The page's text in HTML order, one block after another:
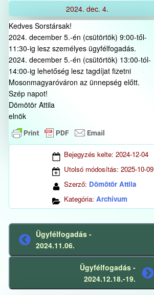
2024. dec. 4.
Kedves Sorstársak!
2024. december 5.-én (csütörtök) 9:00-től-
11:30-ig lesz személyes ügyfélfogadás.
2024. december 5.-én (csütörtök) 13:00-tól-
14:00-ig lehetőség lesz tagdíjat fizetni
Mosonmagyaróváron az ünnepség előtt.
Szép napot!
Dömötör Attila
elnök
Bejegyzés kelte: 2024-12-04
Utolsó módosítás: 2025-10-09
Szerző: Dömötör Attila
Kategória: Archívum
Előző
bejegyzés
Ügyfélfogadás -
2024.11.06.
bejegyzés
Ügyfélfogadás -
2024.12.18.-19.